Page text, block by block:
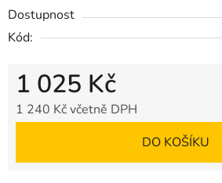
Dostupnost
Kód:
1 025 Kč
1 240 Kč včetně DPH
DO KOŠÍKU